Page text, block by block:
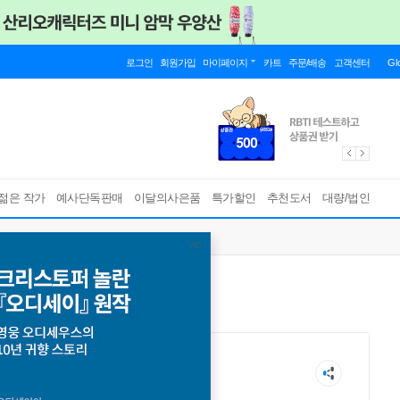
로그인 회원가입 마이페이지 카트 주문/배송 고객센터
은 작가 예사단독판매 이달의사은품 특가할인 추천도서 대량/법인